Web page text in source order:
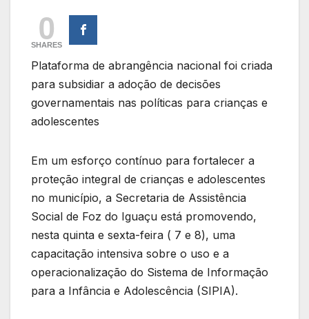
0
SHARES
Plataforma de abrangência nacional foi criada
para subsidiar a adoção de decisões
governamentais nas políticas para crianças e
adolescentes
Em um esforço contínuo para fortalecer a
proteção integral de crianças e adolescentes
no município, a Secretaria de Assistência
Social de Foz do Iguaçu está promovendo,
nesta quinta e sexta-feira ( 7 e 8), uma
capacitação intensiva sobre o uso e a
operacionalização do Sistema de Informação
para a Infância e Adolescência (SIPIA).